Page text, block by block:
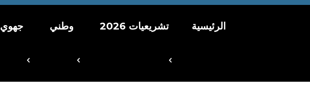
الرئيسية تشريعيات 2026 وطني جهوي